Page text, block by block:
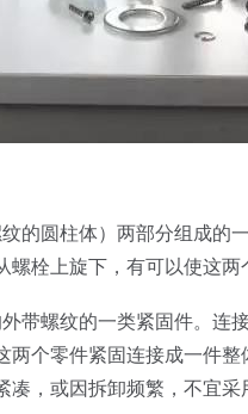
的圆柱体）两部分组成
栓上旋下，有可以使这两
带螺纹的一类紧固件。连
两个零件紧固连接成一件
，或因拆卸频繁，不宜采